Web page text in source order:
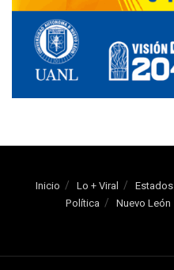
Inicio Lo + Viral Estados
Política
Nuevo León